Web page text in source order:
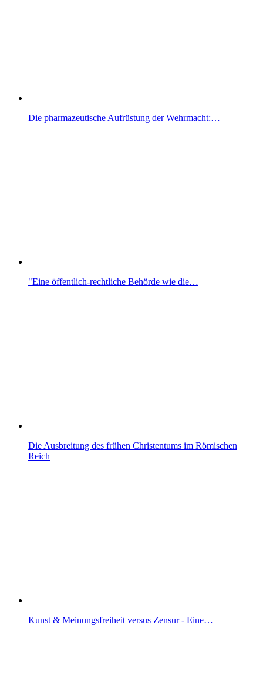
Die pharmazeutische Aufrüstung der Wehrmacht:…
"Eine öffentlich-rechtliche Behörde wie die…
Die Ausbreitung des frühen Christentums im Römischen
Reich
Kunst & Meinungsfreiheit versus Zensur - Eine…